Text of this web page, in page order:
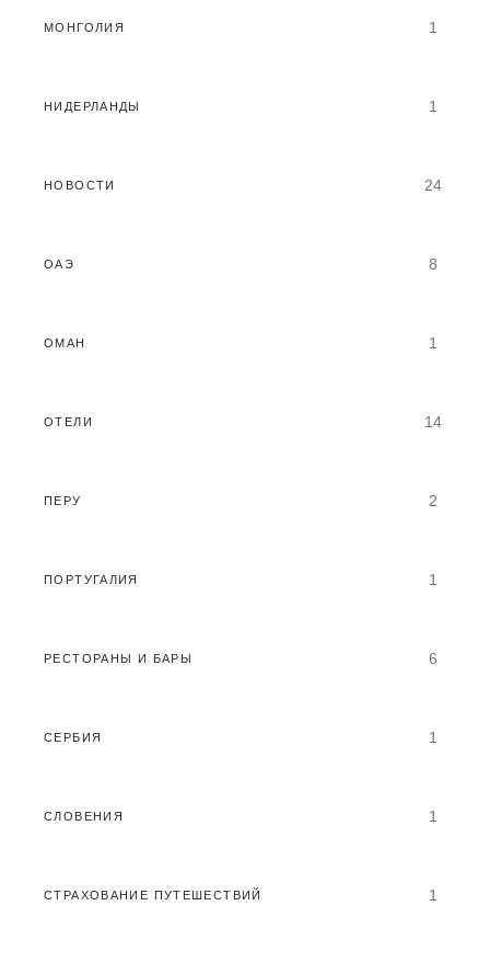
МОНГОЛИЯ 1
НИДЕРЛАНДЫ 1
НОВОСТИ 24
ОАЭ 8
ОМАН 1
ОТЕЛИ 14
ПЕРУ 2
ПОРТУГАЛИЯ 1
РЕСТОРАНЫ И БАРЫ 6
СЕРБИЯ 1
СЛОВЕНИЯ 1
СТРАХОВАНИЕ ПУТЕШЕСТВИЙ 1